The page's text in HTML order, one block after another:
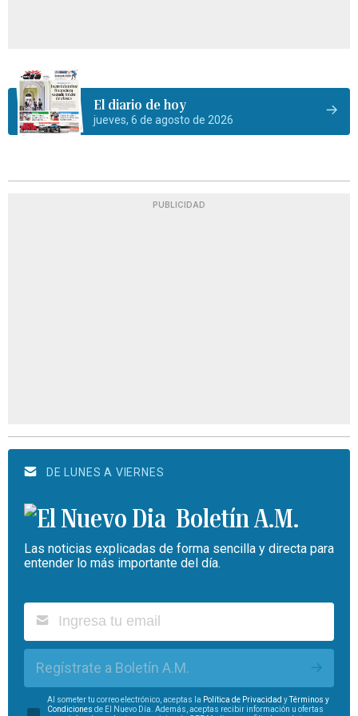
El diario de hoy
jueves, 6 de agosto de 2026
PUBLICIDAD
DE LUNES A VIERNES
Boletín A.M.
Las noticias explicadas de forma sencilla y directa para
entender lo más importante del día.
Regístrate a Boletín A.M.
Al someter tu correo electrónico, aceptas la Política de Privacidad yTérminos y
Condiciones de El Nuevo Día. Además, aceptas recibir información u ofertas